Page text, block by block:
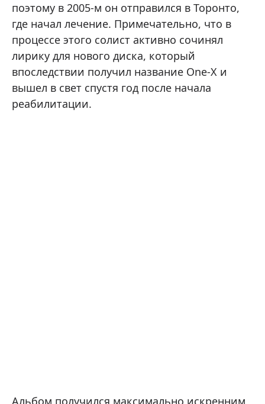
поэтому в 2005-м он отправился в Торонто,
где начал лечение. Примечательно, что в
процессе этого солист активно сочинял
лирику для нового диска, который
впоследствии получил название One-X и
вышел в свет спустя год после начала
реабилитации.